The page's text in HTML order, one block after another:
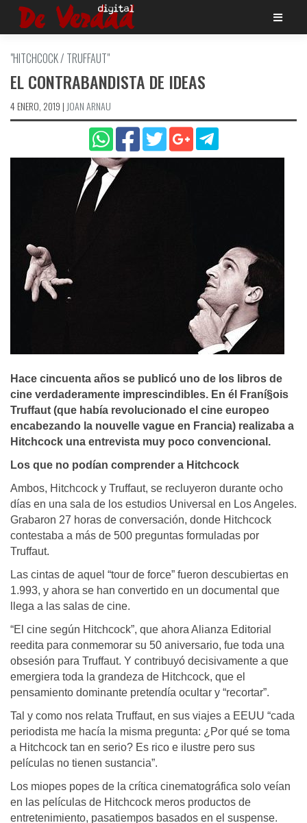
Saltar
"HITCHCOCK / TRUFFAUT"
EL CONTRABANDISTA DE IDEAS
4 ENERO, 2019 | JOAN ARNAU
Hace cincuenta años se publicó uno de los libros de
cine verdaderamente imprescindibles. En él Franí§ois
Truffaut (que habí­a revolucionado el cine europeo
encabezando la nouvelle vague en Francia) realizaba a
Hitchcock una entrevista muy poco convencional.
Los que no podían comprender a Hitchcock
Ambos, Hitchcock y Truffaut, se recluyeron durante ocho
días en una sala de los estudios Universal en Los Angeles.
Grabaron 27 horas de conversación, donde Hitchcock
contestaba a más de 500 preguntas formuladas por
Truffaut.
Las cintas de aquel “tour de force” fueron descubiertas en
1.993, y ahora se han convertido en un documental que
llega a las salas de cine.
“El cine según Hitchcock”, que ahora Alianza Editorial
reedita para conmemorar su 50 aniversario, fue toda una
obsesión para Truffaut. Y contribuyó decisivamente a que
emergiera toda la grandeza de Hitchcock, que el
pensamiento dominante pretendía ocultar y “recortar”.
Tal y como nos relata Truffaut, en sus viajes a EEUU “cada
periodista me hacía la misma pregunta: ¿Por qué se toma
a Hitchcock tan en serio? Es rico e ilustre pero sus
películas no tienen sustancia”.
Los miopes popes de la crítica cinematográfica solo veían
en las películas de Hitchcock meros productos de
entretenimiento, pasatiempos basados en el suspense.